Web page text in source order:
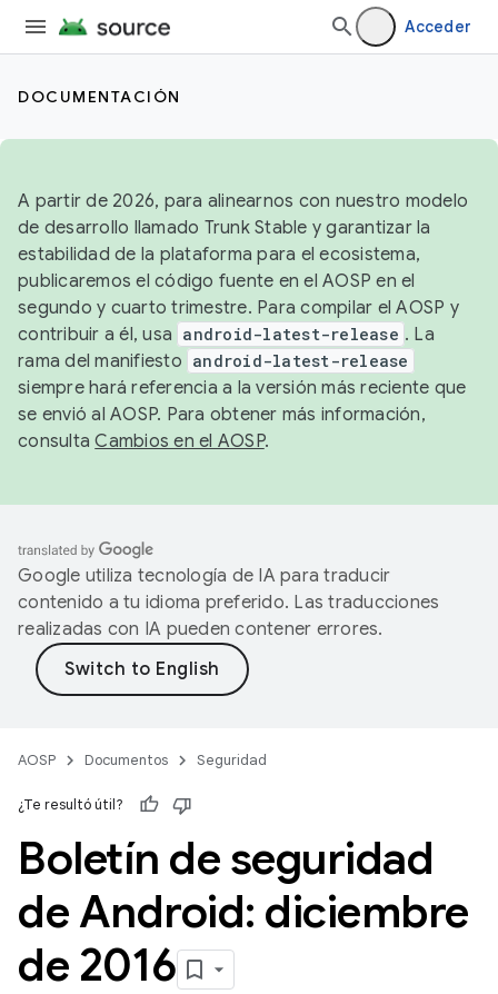
Acceder
DOCUMENTACIÓN
A partir de 2026, para alinearnos con nuestro modelo
de desarrollo llamado Trunk Stable y garantizar la
estabilidad de la plataforma para el ecosistema,
publicaremos el código fuente en el AOSP en el
segundo y cuarto trimestre. Para compilar el AOSP y
contribuir a él, usa android-latest-release . La
rama del manifiesto android-latest-release
siempre hará referencia a la versión más reciente que
se envió al AOSP. Para obtener más información,
consultaCambios en el AOSP.
Google utiliza tecnología de IA para traducir
contenido a tu idioma preferido. Las traducciones
realizadas con IA pueden contener errores.
AOSP Documentos Seguridad
¿Te resultó útil?
Boletín de seguridad
de Android: diciembre
de 2016